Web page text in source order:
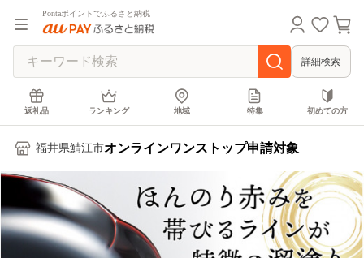
Pontaポイントでふるさと納税
詳細検索
返礼品 ランキング 地域 特集 初めての方
福井県鯖江市オンラインワンストップ申請対象